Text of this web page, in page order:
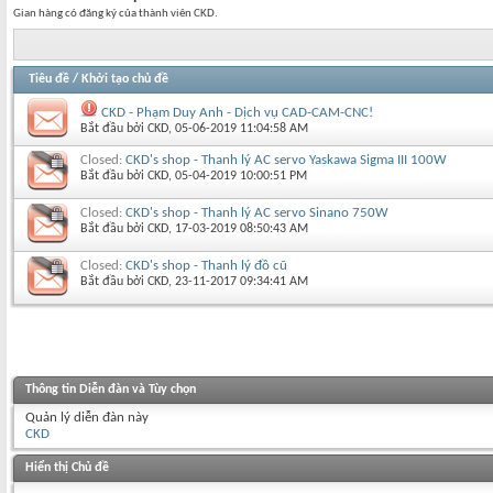
Gian hàng có đăng ký của thành viên CKD.
Tiêu đề / Khởi tạo chủ đề
CKD - Phạm Duy Anh - Dịch vụ CAD-CAM-CNC!
Bắt đầu bởi CKD‎, 05-06-2019 11:04:58 AM
Closed: CKD's shop - Thanh lý AC servo Yaskawa Sigma III 100W
Bắt đầu bởi CKD‎, 05-04-2019 10:00:51 PM
Closed: CKD's shop - Thanh lý AC servo Sinano 750W
Bắt đầu bởi CKD‎, 17-03-2019 08:50:43 AM
Closed: CKD's shop - Thanh lý đồ cũ
Bắt đầu bởi CKD‎, 23-11-2017 09:34:41 AM
Thông tin Diễn đàn và Tùy chọn
Quản lý diễn đàn này
CKD
Hiển thị Chủ đề